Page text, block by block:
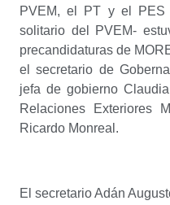
PVEM, el PT y el
solitario del PVEM-
precandidaturas de
el secretario de
jefa de gobierno
Relaciones Exteriores
Ricardo Monreal.
El secretario Adán